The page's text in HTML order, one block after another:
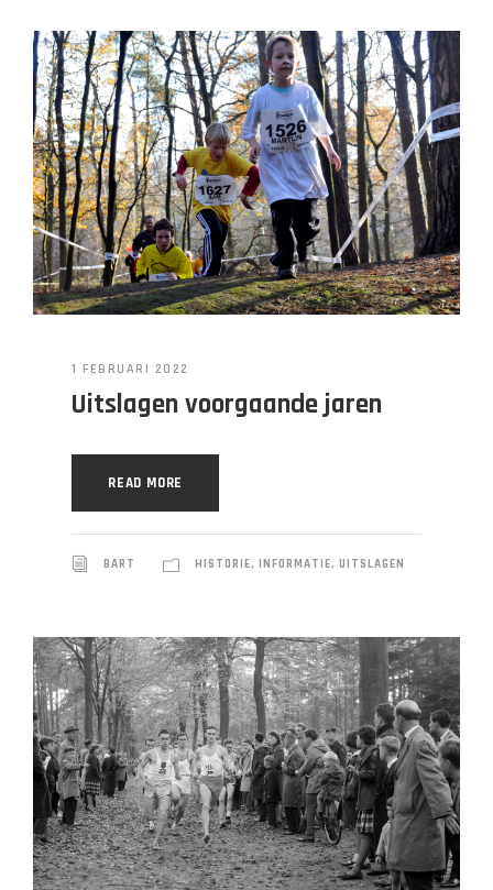
1 FEBRUARI 2022
Uitslagen voorgaande jaren
READ MORE
BART HISTORIE, INFORMATIE, UITSLAGEN